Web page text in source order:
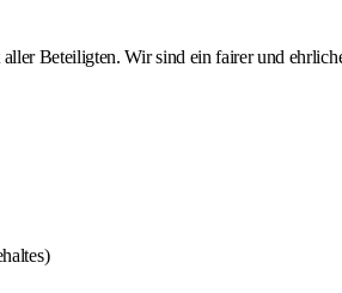
Beteiligten. Wir sind ein fairer und